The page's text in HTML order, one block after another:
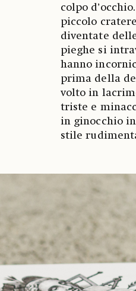
colpo
piccolo
diventate
pieghe si
hanno
prima della
volto in
triste e
in ginocchio
stile